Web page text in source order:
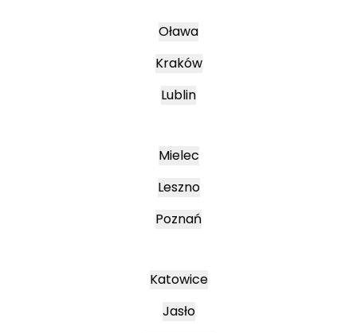
Oława
Kraków
Lublin
Mielec
Leszno
Poznań
Katowice
Jasło